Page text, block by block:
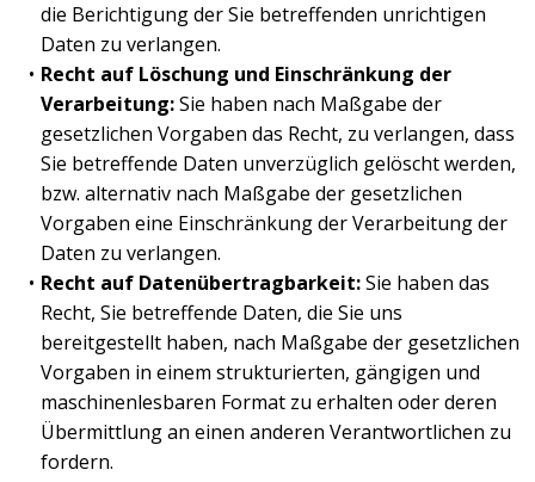
die Berichtigung der Sie betreffenden unrichtigen
Daten zu verlangen.
Recht auf Löschung und Einschränkung der
Verarbeitung:Sie haben nach Maßgabe der
gesetzlichen Vorgaben das Recht, zu verlangen, dass
Sie betreffende Daten unverzüglich gelöscht werden,
bzw. alternativ nach Maßgabe der gesetzlichen
Vorgaben eine Einschränkung der Verarbeitung der
Daten zu verlangen.
Recht auf Datenübertragbarkeit:Sie haben das
Recht, Sie betreffende Daten, die Sie uns
bereitgestellt haben, nach Maßgabe der gesetzlichen
Vorgaben in einem strukturierten, gängigen und
maschinenlesbaren Format zu erhalten oder deren
Übermittlung an einen anderen Verantwortlichen zu
fordern.